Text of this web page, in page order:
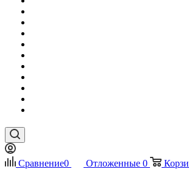
Сравнение0 Отложенные 0